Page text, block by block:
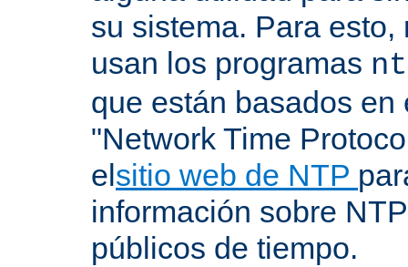
su sistema. Para esto,
usan los programas
que están basados en
"Network Time
elsitio web de NTP
información sobre
públicos de tiempo.